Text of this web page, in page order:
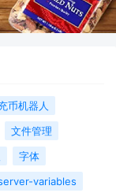
币机器人
文件管理
字体
variables